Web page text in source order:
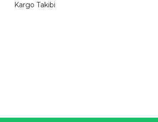
Kargo Takibi